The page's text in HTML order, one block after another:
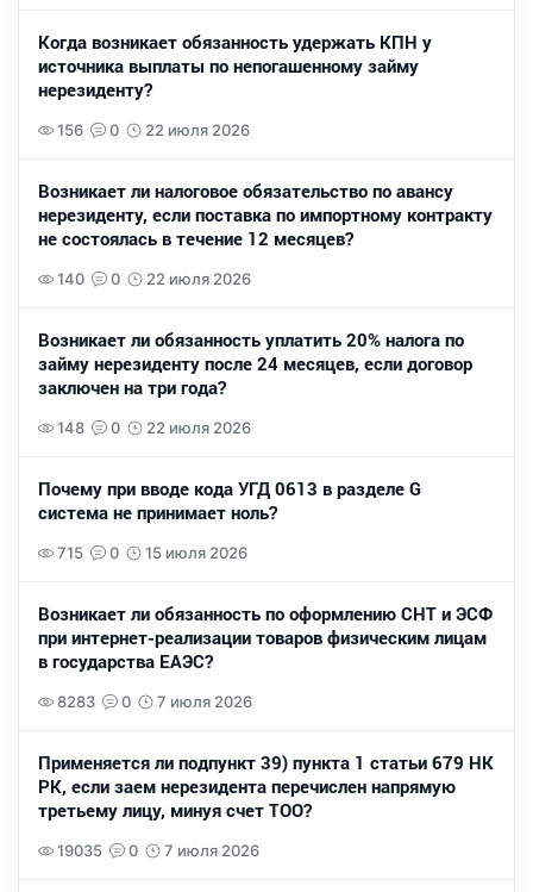
Когда возникает обязанность удержать КПН у
источника выплаты по непогашенному займу
нерезиденту?
156 0 22 июля 2026
Возникает ли налоговое обязательство по авансу
нерезиденту, если поставка по импортному контракту
не состоялась в течение 12 месяцев?
140 0 22 июля 2026
Возникает ли обязанность уплатить 20% налога по
займу нерезиденту после 24 месяцев, если договор
заключен на три года?
148 0 22 июля 2026
Почему при вводе кода УГД 0613 в разделе G
система не принимает ноль?
715 0 15 июля 2026
Возникает ли обязанность по оформлению СНТ и ЭСФ
при интернет-реализации товаров физическим лицам
в государства ЕАЭС?
8283 0 7 июля 2026
Применяется ли подпункт 39) пункта 1 статьи 679 НК
РК, если заем нерезидента перечислен напрямую
третьему лицу, минуя счет ТОО?
19035 0 7 июля 2026